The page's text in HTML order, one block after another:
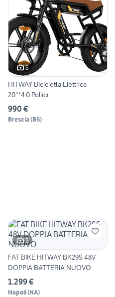
6
HITWAY Bicicletta Elettrica
20"*4.0 Pollici
990 €
Brescia (BS)
5
FAT BIKE HITWAY BK29S 48V
DOPPIA BATTERIA NUOVO
1.299 €
Napoli(NA)